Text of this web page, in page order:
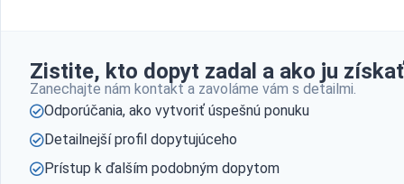
Zistite, kto dopyt zadal a ako ju
Zanechajte nám kontakt a zavoláme vám s detailmi.
Odporúčania, ako vytvoriť úspešnú ponuku
Detailnejší profil dopytujúceho
Prístup k ďalším podobným dopytom